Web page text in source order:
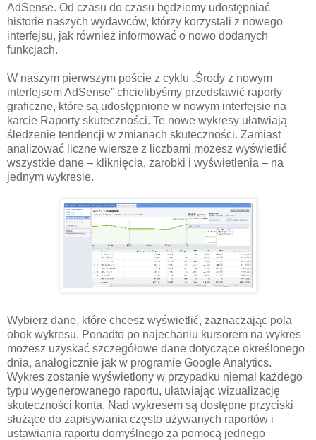
AdSense. Od czasu do czasu będziemy udostępniać
historie naszych wydawców, którzy korzystali z nowego
interfejsu, jak również informować o nowo dodanych
funkcjach.
W naszym pierwszym poście z cyklu „Środy z nowym
interfejsem AdSense” chcielibyśmy przedstawić raporty
graficzne, które są udostępnione w nowym interfejsie na
karcie Raporty skuteczności. Te nowe wykresy ułatwiają
śledzenie tendencji w zmianach skuteczności. Zamiast
analizować liczne wiersze z liczbami możesz wyświetlić
wszystkie dane – kliknięcia, zarobki i wyświetlenia – na
jednym wykresie.
Wybierz dane, które chcesz wyświetlić, zaznaczając pola
obok wykresu. Ponadto po najechaniu kursorem na wykres
możesz uzyskać szczegółowe dane dotyczące określonego
dnia, analogicznie jak w programie Google Analytics.
Wykres zostanie wyświetlony w przypadku niemal każdego
typu wygenerowanego raportu, ułatwiając wizualizację
skuteczności konta. Nad wykresem są dostępne przyciski
służące do zapisywania często używanych raportów i
ustawiania raportu domyślnego za pomocą jednego